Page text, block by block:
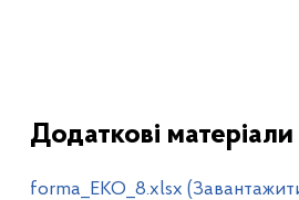
Додаткові матеріали
forma_EKO_8.xlsx